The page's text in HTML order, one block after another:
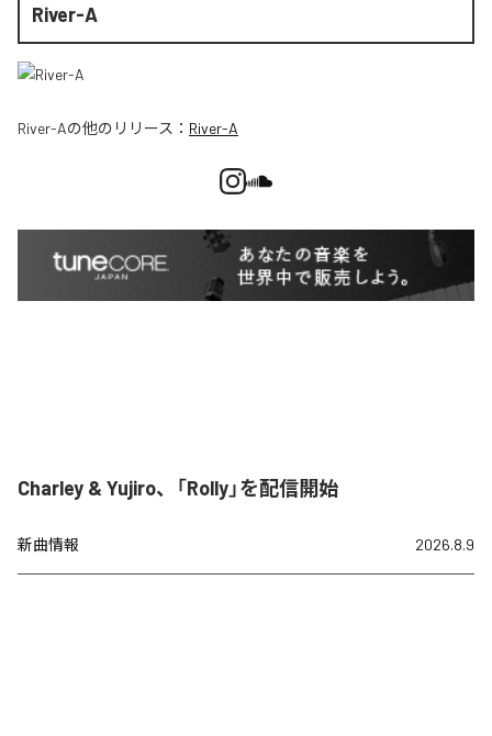
River-A
River-Aの他のリリース： River-A
Charley & Yujiro、「Rolly」を配信開始
新曲情報 2026.8.9